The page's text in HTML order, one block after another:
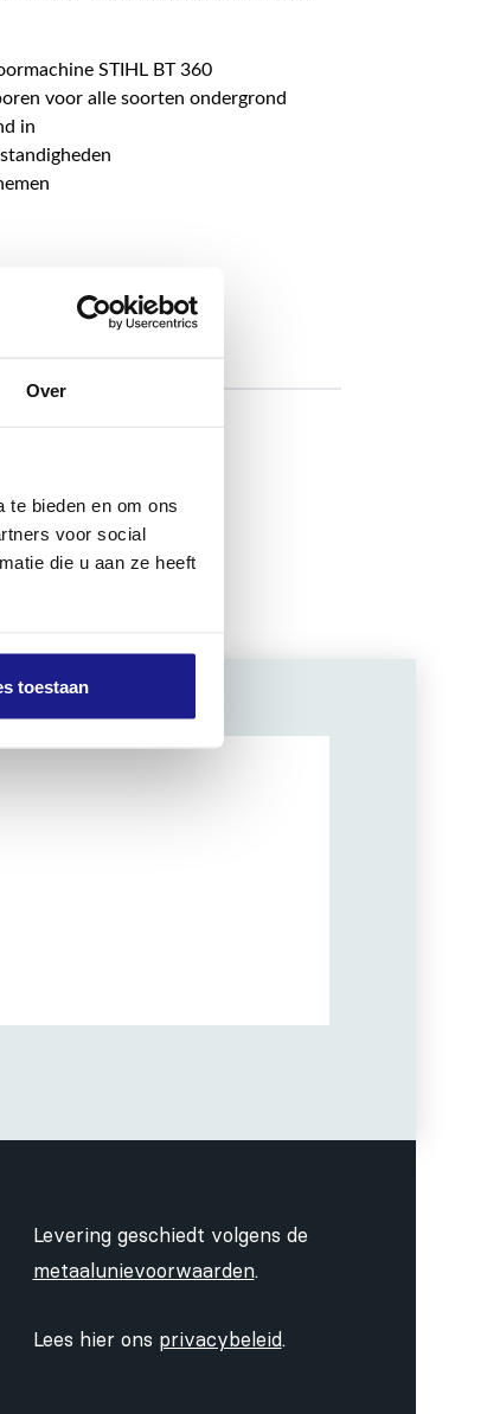
Over
te bieden en om ons
voor social
die u aan ze heeft
toestaan
STIHL BT 360
voor alle soorten ondergrond
in
Levering geschiedt volgens de
metaalunievoorwaarden.
Lees hier ons privacybeleid.